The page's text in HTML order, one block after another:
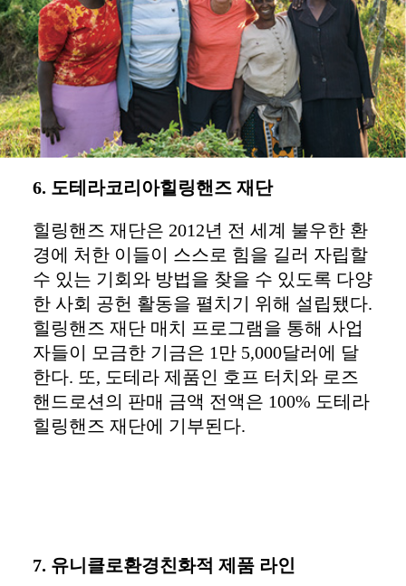
6. 도테라코리아힐링핸즈 재단
힐링핸즈 재단은 2012년 전 세계 불우한 환
경에 처한 이들이 스스로 힘을 길러 자립할
수 있는 기회와 방법을 찾을 수 있도록 다양
한 사회 공헌 활동을 펼치기 위해 설립됐다.
힐링핸즈 재단 매치 프로그램을 통해 사업
자들이 모금한 기금은 1만 5,000달러에 달
한다. 또, 도테라 제품인 호프 터치와 로즈
핸드로션의 판매 금액 전액은 100% 도테라
힐링핸즈 재단에 기부된다.
7. 유니클로환경친화적 제품 라인